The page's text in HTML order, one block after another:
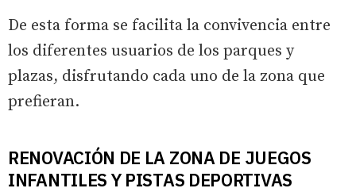
De esta forma se facilita la convivencia entre
los diferentes usuarios de los parques y
plazas, disfrutando cada uno de la zona que
prefieran.
RENOVACIÓN DE LA ZONA DE JUEGOS
INFANTILES Y PISTAS DEPORTIVAS